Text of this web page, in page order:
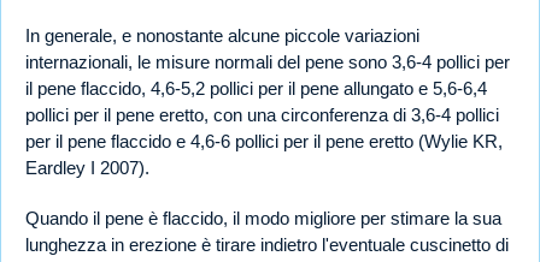
In generale, e nonostante alcune piccole variazioni
internazionali, le misure normali del pene sono 3,6-4 pollici per
il pene flaccido, 4,6-5,2 pollici per il pene allungato e 5,6-6,4
pollici per il pene eretto, con una circonferenza di 3,6-4 pollici
per il pene flaccido e 4,6-6 pollici per il pene eretto (Wylie KR,
Eardley I 2007).
Quando il pene è flaccido, il modo migliore per stimare la sua
lunghezza in erezione è tirare indietro l'eventuale cuscinetto di